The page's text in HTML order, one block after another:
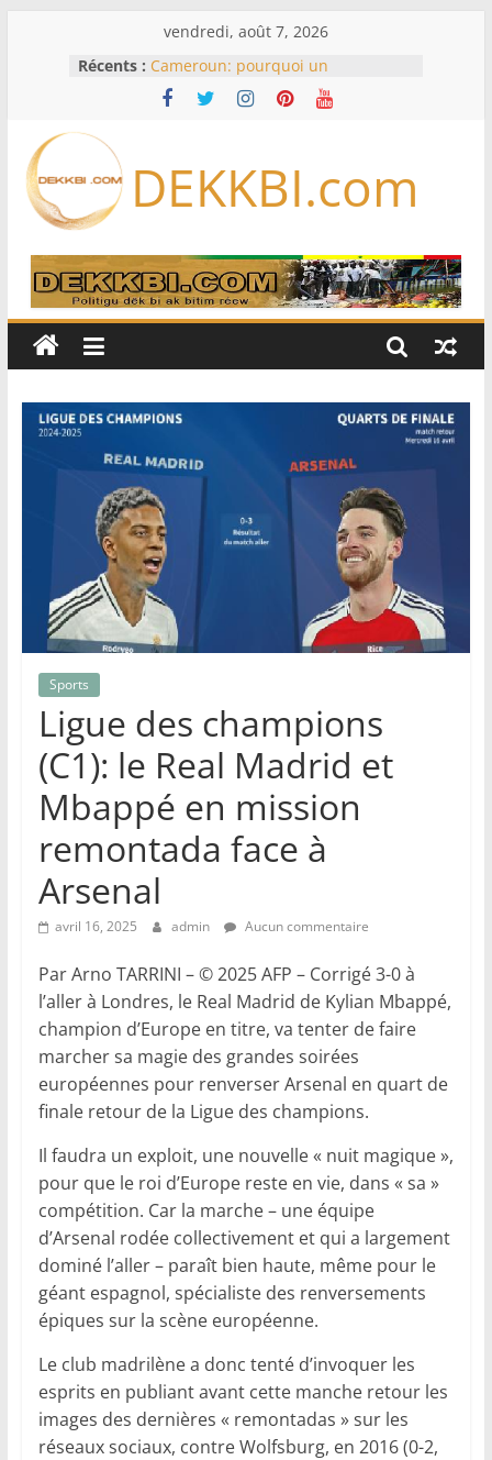
vendredi, août 7, 2026
Récents : Cameroun: pourquoi un
remaniement au sommet de
l’armée alors que Paul Biya est hors
logiciels écrits par l’IA, dominé par
Anthropic et OpenAI
Disney s’associe à TikTok pour tirer
davantage profit de ses univers
légendaires
France – Algérie: l’affaire Mehdi
policière contre le narcotrafic
DEKKBI.com
Sports
Ligue des champions
(C1): le Real Madrid et
Mbappé en mission
remontada face à
Arsenal
avril 16, 2025 admin Aucun commentaire
Par Arno TARRINI – © 2025 AFP – Corrigé 3-0 à
l’aller à Londres, le Real Madrid de Kylian Mbappé,
champion d’Europe en titre, va tenter de faire
marcher sa magie des grandes soirées
européennes pour renverser Arsenal en quart de
finale retour de la Ligue des champions.
Il faudra un exploit, une nouvelle « nuit magique »,
pour que le roi d’Europe reste en vie, dans « sa »
compétition. Car la marche – une équipe
d’Arsenal rodée collectivement et qui a largement
dominé l’aller – paraît bien haute, même pour le
géant espagnol, spécialiste des renversements
épiques sur la scène européenne.
Le club madrilène a donc tenté d’invoquer les
esprits en publiant avant cette manche retour les
images des dernières « remontadas » sur les
réseaux sociaux, contre Wolfsburg, en 2016 (0-2,